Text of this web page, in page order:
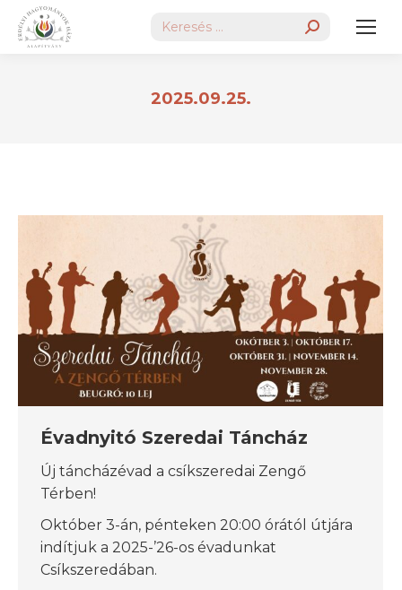
Search:
2025.09.25.
Évadnyitó Szeredai Táncház
Új táncházévad a csíkszeredai Zengő
Térben!
Október 3-án, pénteken 20:00 órától útjára
indítjuk a 2025-’26-os évadunkat
Csíkszeredában.